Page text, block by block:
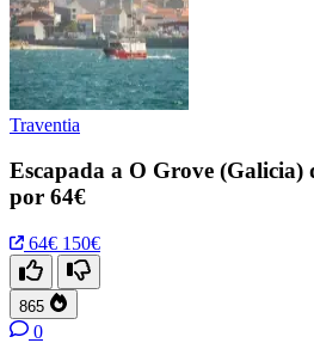
Traventia
Escapada a O Grove (Galicia)
por 64€
64€ 150€
865
0